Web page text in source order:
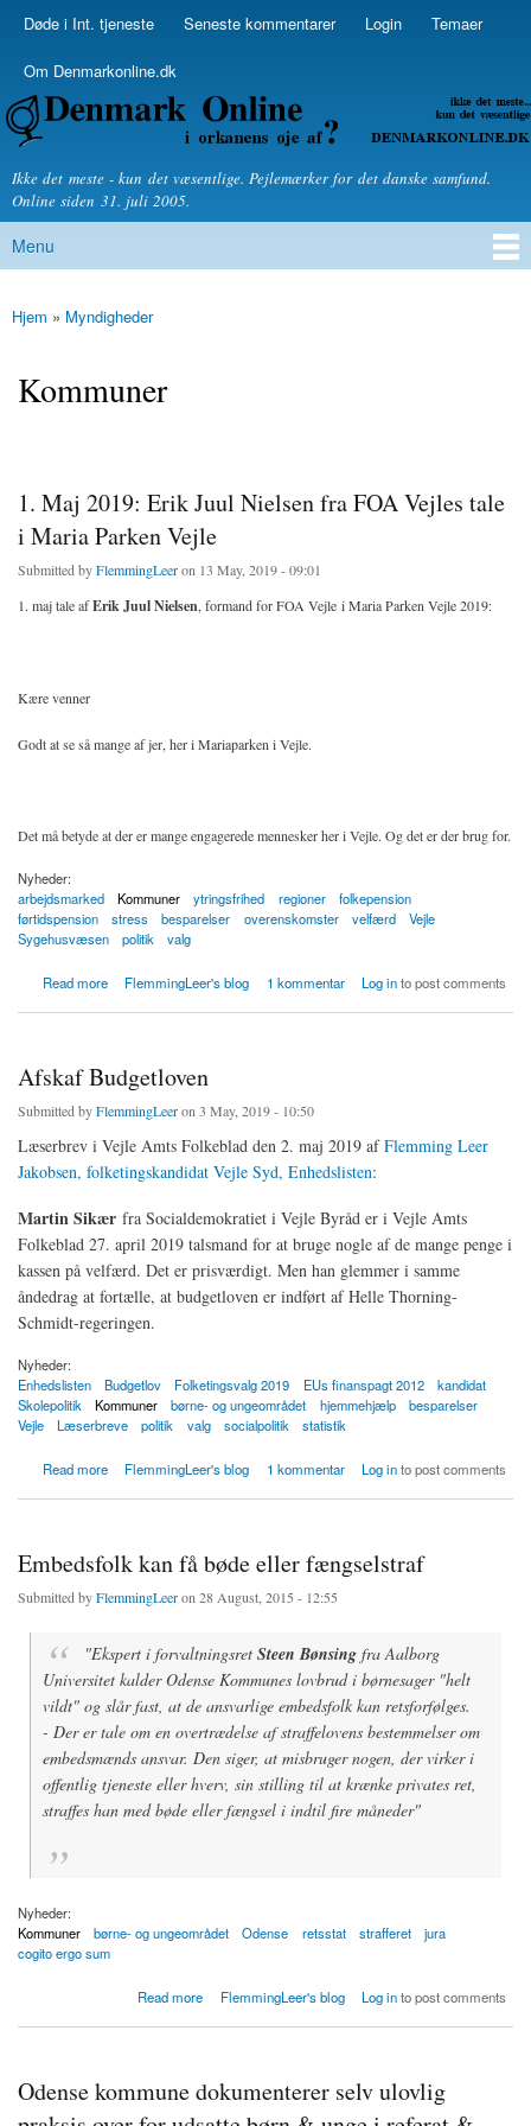
Skip to
Secondary menu
Døde i Int. tjeneste Seneste kommentarer Login Temaer
Om Denmarkonline.dk
Denmarkonline.dk - blognyheder om politik
Ikke det meste - kun det væsentlige. Pejlemærker for det danske samfund.
Online siden 31. juli 2005.
Main menu
Menu
You are here
Hjem » Myndigheder
Kommuner
1. Maj 2019: Erik Juul Nielsen fra FOA Vejles tale
i Maria Parken Vejle
Submitted byFlemmingLeeron 13 May, 2019 - 09:01
1. maj tale afErik Juul Nielsen, formand for FOA Vejle i Maria Parken Vejle 2019:
Kære venner
Godt at se så mange af jer, her i Mariaparken i Vejle.
Det må betyde at der er mange engagerede mennesker her i Vejle. Og det er der brug for.
Nyheder:
arbejdsmarked
Kommuner ytringsfrihed regioner
folkepension
førtidspension
stress besparelser overenskomster velfærd
Vejle
Sygehusvæsen
politik valg
Read more
about 1. Maj 2019: Erik Juul Nielsen fra FOA Vejles tale i Maria Parken Vejle
FlemmingLeer's blog 1 kommentar Log into post comments
Afskaf Budgetloven
Submitted byFlemmingLeeron 3 May, 2019 - 10:50
Læserbrev i Vejle Amts Folkeblad den 2. maj 2019 afFlemming Leer
Jakobsen, folketingskandidat Vejle Syd, Enhedslisten:
Martin Sikær fra Socialdemokratiet i Vejle Byråd er i Vejle Amts
Folkeblad 27. april 2019 talsmand for at bruge nogle af de mange penge i
kassen på velfærd. Det er prisværdigt. Men han glemmer i samme
åndedrag at fortælle, at budgetloven er indført af Helle Thorning-
Schmidt-regeringen.
Nyheder:
Enhedslisten
Budgetlov Folketingsvalg 2019 EUs finanspagt 2012
kandidat
Skolepolitik
Kommuner børne- og ungeområdet hjemmehjælp
besparelser
Vejle
Læserbreve politik valg socialpolitik statistik
Read more
about Afskaf BudgetlovenFlemmingLeer's blog 1 kommentar Log into post comments
Embedsfolk kan få bøde eller fængselstraf
Submitted byFlemmingLeeron 28 August, 2015 - 12:55
"Ekspert i forvaltningsretSteen Bønsing fra Aalborg
Universitet kalder Odense Kommunes lovbrud i børnesager "helt
vildt" og slår fast, at de ansvarlige embedsfolk kan retsforfølges.
- Der er tale om en overtrædelse af straffelovens bestemmelser om
embedsmænds ansvar. Den siger, at misbruger nogen, der virker i
offentlig tjeneste eller hverv, sin stilling til at krænke privates ret,
straffes han med bøde eller fængsel i indtil fire måneder"
Nyheder:
Kommuner
børne- og ungeområdet Odense retsstat strafferet
jura
cogito ergo sum
Read more
about Embedsfolk kan få bøde eller fængselstrafFlemmingLeer's blog Log into post comments
Odense kommune dokumenterer selv ulovlig